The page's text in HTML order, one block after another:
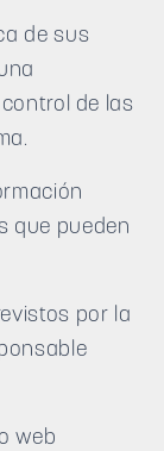
de sus
de las
que pueden
por la
web